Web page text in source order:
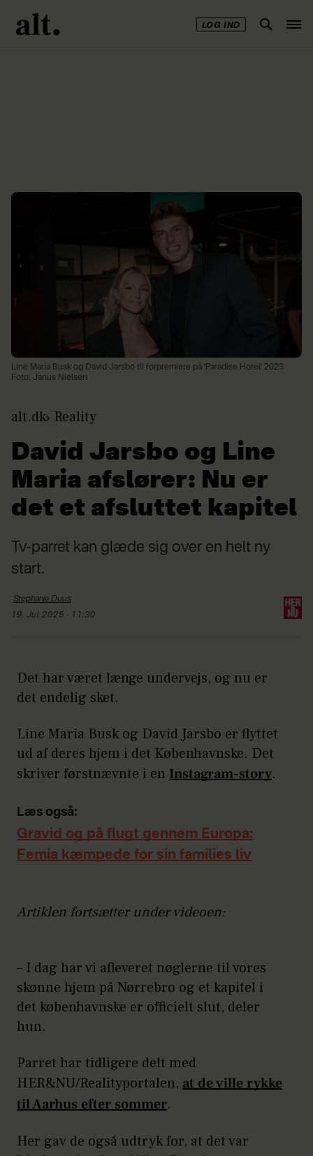
LOG IND
Line Maria Busk og David Jarsbo til forpremiere på 'Paradise Hotel' 2023
Foto: Janus Nielsen
alt.dk Reality
David Jarsbo og Line
Maria afslører: Nu er
det et afsluttet kapitel
Tv-parret kan glæde sig over en helt ny
start.
Stephanie Duus
19. Jul 2025 - 11:30
Det har været længe undervejs, og nu er
det endelig sket.
Line Maria Busk og David Jarsbo er flyttet
ud af deres hjem i det Københavnske. Det
skriver førstnævnte i en Instagram-story.
Læs også:
Gravid og på flugt gennem Europa:
Femia kæmpede for sin families liv
Artiklen fortsætter under videoen:
– I dag har vi afleveret nøglerne til vores
skønne hjem på Nørrebro og et kapitel i
det københavnske er officielt slut, deler
hun.
Parret har tidligere delt med
HER&NU/Realityportalen, at de ville rykke
til Aarhus efter sommer.
Her gav de også udtryk for, at det var